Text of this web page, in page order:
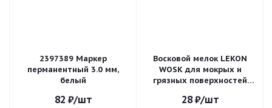
2397389 Маркер
перманентный 3.0 мм,
белый
82 ₽/шт
Восковой мелок LEKON
WOSK для мокрых и
грязных поверхностей
014780
28₽/шт